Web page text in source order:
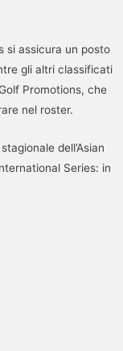
si assicura un posto
gli altri classificati
Promotions, che
nel roster.
dell’Asian
Series: in